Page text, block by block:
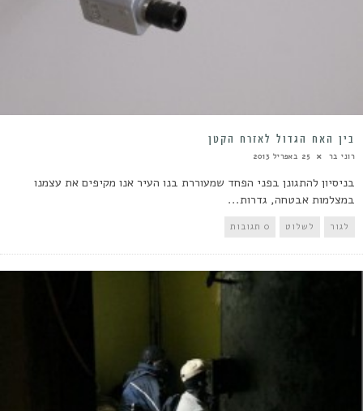
בין האח הגדול לאזרח הקטן
רוני בר 25 באפריל 2013
בניסיון להתגונן בפני הפחד שמעוררת בנו העיר אנו מקיפים את עצמנו
במצלמות אבטחה, גדרות...
לגור לשלוט 0 תגובות